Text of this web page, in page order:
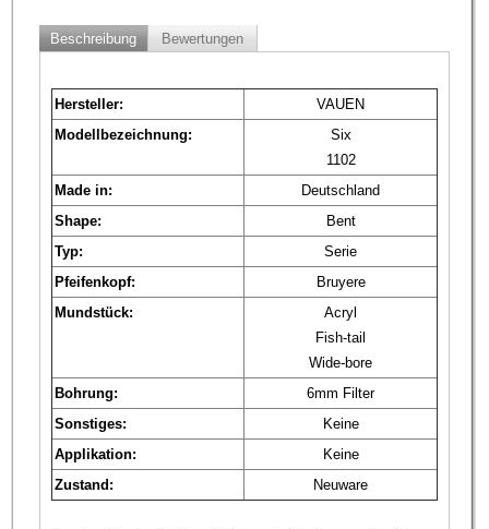
Beschreibung Bewertungen
Hersteller:
VAUEN
Modellbezeichnung:
Six
1102
Made in:
Deutschland
Shape:
Bent
Typ:
Serie
Pfeifenkopf:
Bruyere
Mundstück:
Acryl
Fish-tail
Wide-bore
Bohrung:
6mm Filter
Sonstiges:
Keine
Applikation:
Keine
Zustand:
Neuware